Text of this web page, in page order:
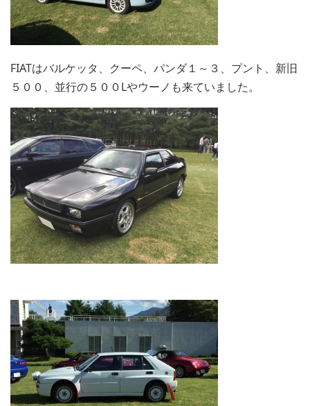
FIATはバルケッタ、クーペ、パンダ１～３、プント、新旧
５００、並行の５００Lやウーノも来ていました。